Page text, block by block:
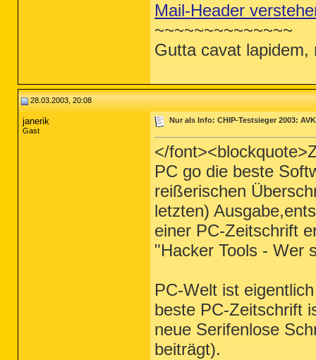
Mail-Header
~~~~~~~~~~~~~~
Gutta cavat lapidem,
28.03.2003, 20:08
janerik
Gast
Nur als Info: CHIP-Testsieger 2003:
</
PC go die beste
reißerischen
letzten)
einer PC-Zeitschrift
"Hacker Tools - Wer
PC-Welt ist
beste PC-Zeitschrift
neue Serifenlose
beiträgt).